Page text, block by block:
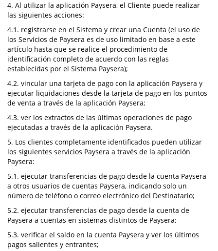
4. Al utilizar la aplicación Paysera, el Cliente puede realizar
las siguientes acciones:
4.1. registrarse en el Sistema y crear una Cuenta (el uso de
los Servicios de Paysera es de uso limitado en base a este
artículo hasta que se realice el procedimiento de
identificación completo de acuerdo con las reglas
establecidas por el Sistema Paysera);
4.2. vincular una tarjeta de pago con la aplicación Paysera y
ejecutar liquidaciones desde la tarjeta de pago en los puntos
de venta a través de la aplicación Paysera;
4.3. ver los extractos de las últimas operaciones de pago
ejecutadas a través de la aplicación Paysera.
5. Los clientes completamente identificados pueden utilizar
los siguientes servicios Paysera a través de la aplicación
Paysera:
5.1. ejecutar transferencias de pago desde la cuenta Paysera
a otros usuarios de cuentas Paysera, indicando solo un
número de teléfono o correo electrónico del Destinatario;
5.2. ejecutar transferencias de pago desde la cuenta de
Paysera a cuentas en sistemas distintos de Paysera;
5.3. verificar el saldo en la cuenta Paysera y ver los últimos
pagos salientes y entrantes;